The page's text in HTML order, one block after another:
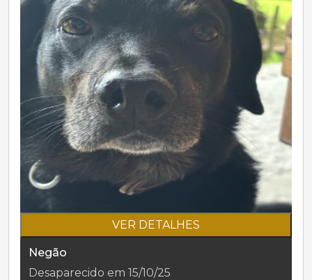
VER DETALHES
Negão
Desaparecido em 15/10/25